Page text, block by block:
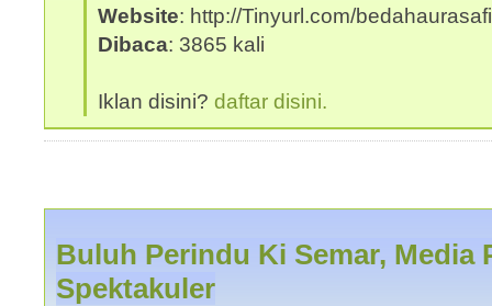
Website: http://Tinyurl.com/
Dibaca: 3865 kali
Iklan disini? daftar disini.
Buluh Perindu Ki Semar, Media
Spektakuler